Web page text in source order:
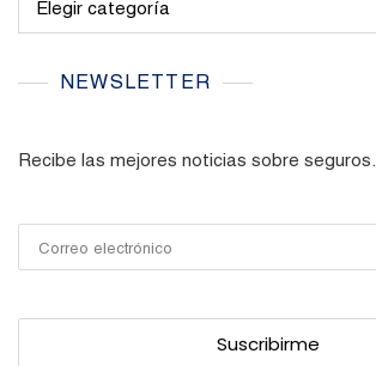
NEWSLETTER
Recibe las mejores noticias sobre seguros.